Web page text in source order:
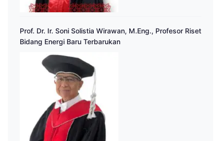
Prof. Dr. Ir. Soni Solistia Wirawan, M.Eng., Profesor Riset
Bidang Energi Baru Terbarukan